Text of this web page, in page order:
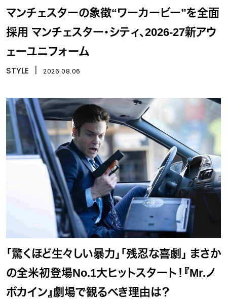
マンチェスターの象徴“ワーカービー”を全面
採用 マンチェスター・シティ、2026-27新アウ
ェーユニフォーム
STYLE 2026.08.06
「驚くほど生々しい暴力」「残忍な喜劇」 まさか
の全米初登場No.1大ヒットスタート！『Mr.ノ
ボカイン』劇場で観るべき理由は？